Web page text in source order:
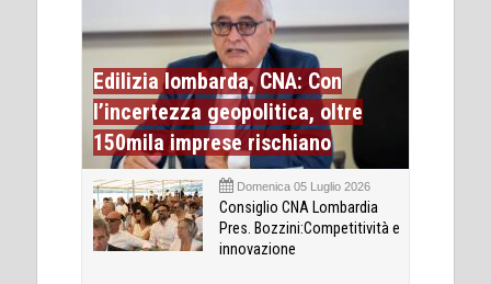
Edilizia lombarda, CNA: Con
l’incertezza geopolitica, oltre
150mila imprese rischiano
Domenica 05 Luglio 2026
Consiglio CNA Lombardia
Pres. Bozzini:Competitività e
innovazione